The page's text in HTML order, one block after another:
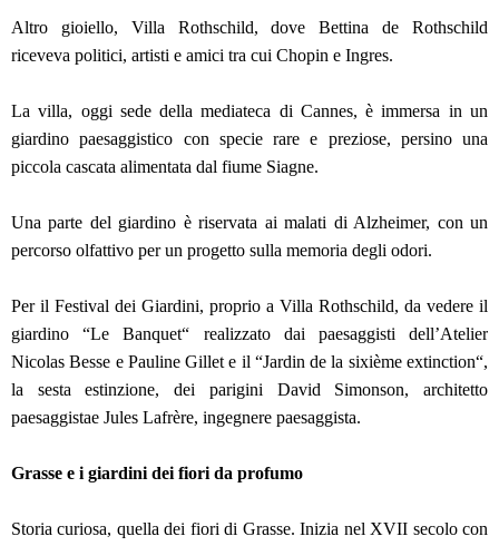
Altro gioiello, Villa Rothschild, dove Bettina de Rothschild
riceveva politici, artisti e amici tra cui Chopin e Ingres.
La villa, oggi sede della mediateca di Cannes, è immersa in un
giardino paesaggistico con specie rare e preziose, persino una
piccola cascata alimentata dal fiume Siagne.
Una parte del giardino è riservata ai malati di Alzheimer, con un
percorso olfattivo per un progetto sulla memoria degli odori.
Per il Festival dei Giardini, proprio a Villa Rothschild, da vedere il
giardino “Le Banquet“ realizzato dai paesaggisti dell’Atelier
Nicolas Besse e Pauline Gillet e il “Jardin de la sixième extinction“,
la sesta estinzione, dei parigini David Simonson, architetto
paesaggistae Jules Lafrère, ingegnere paesaggista.
Grasse e i giardini dei fiori da profumo
Storia curiosa, quella dei fiori di Grasse. Inizia nel XVII secolo con